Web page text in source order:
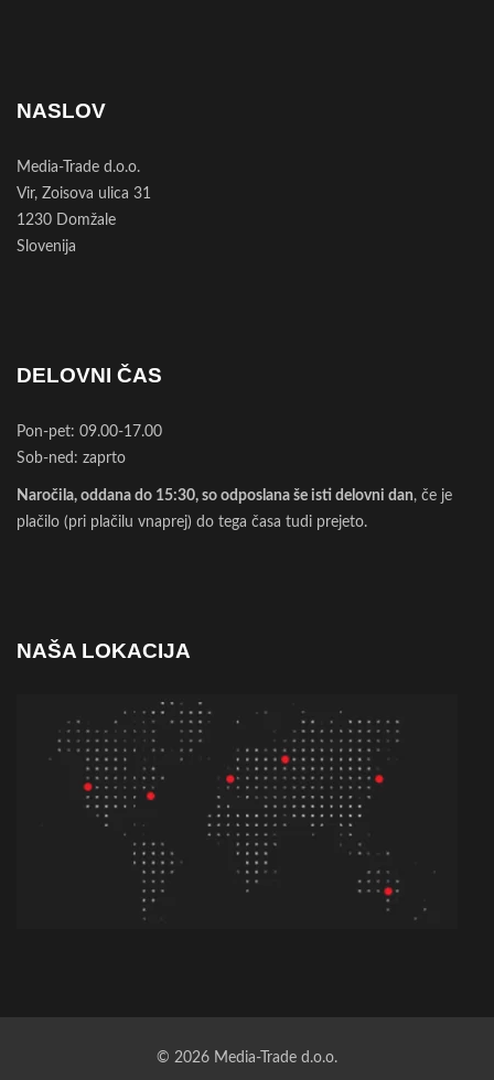
NASLOV
Media-Trade d.o.o.
Vir, Zoisova ulica 31
1230 Domžale
Slovenija
DELOVNI ČAS
Pon-pet: 09.00-17.00
Sob-ned: zaprto
Naročila, oddana do 15:30, so odposlana še isti delovni dan, če je
plačilo (pri plačilu vnaprej) do tega časa tudi prejeto.
NAŠA LOKACIJA
© 2026 Media-Trade d.o.o.